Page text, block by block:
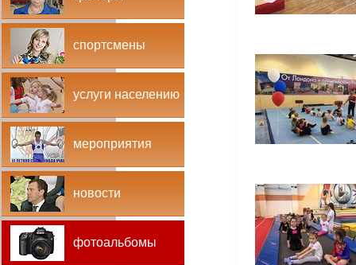
спортсмены
услуги населению
мероприятия
новости
фотоальбомы